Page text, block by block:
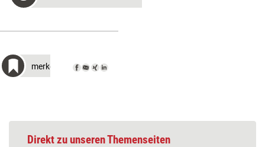
merken
Direkt zu unseren Themenseiten